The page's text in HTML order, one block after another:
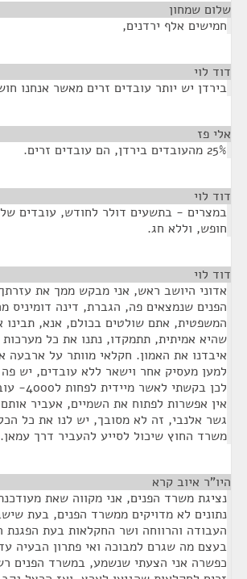
שלום שמחון
חמישים אלף ירדנים,
דוד לוי
בירדן יש יותר עובדים זרים מאשר אנחנו
אלי פז
25% מהעובדים בירדן, הם עובדים זרים.
דוד לוי
במצרים - בתשעים דולר לחודש, עובדים
חופש, וללא חג.
דוד לוי
אדוני היושב ראש, אני מבקש ממך את
הפנים שנמצאים פה, הגברת, דינה דומיניס
המשפטית, אתם שולטים בכולם, אנא, תבינו
שהיא אמיתית, תתמקדו, נתנו את כל מערכות
איבדנו את האמון. חקלאי מוותר על ארבעה
למען מעסיק אחר וישאר ללא עובדים, יש פה
לכן בקשתי
אין אפשרות לפתוח את השמיים, אעביר
גשר אלנבי, זה לא מסובך, יש לנו את כל
משרד החוץ שיכול לסייע להעביר דרך עמאן.
היו"ר איוב קרא
נציגת משרד הפנים, אני מקווה שאת
נתונים לא מדויקים ממשרד הפנים, בעת
העבודה והרווחה ושר החקלאות בעת הפגנת
בעצם מה שגרם למבוכה ואי פתרון הבעיה
כפשרה אני הצעתי שנשמע, במשרד הפנים